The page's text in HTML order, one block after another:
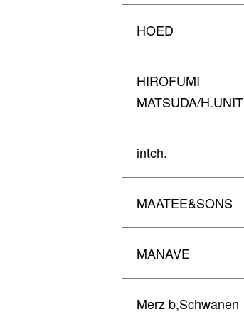
HOED
HIROFUMI
MATSUDA/H.UNIT
intch.
MAATEE&SONS
MANAVE
Merz b,Schwanen